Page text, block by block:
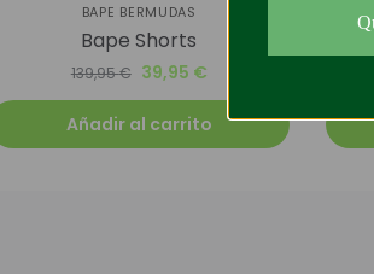
BAPE BERMUDAS
Bape Shorts
139,95€ 39,95 €
Añadir al carrito